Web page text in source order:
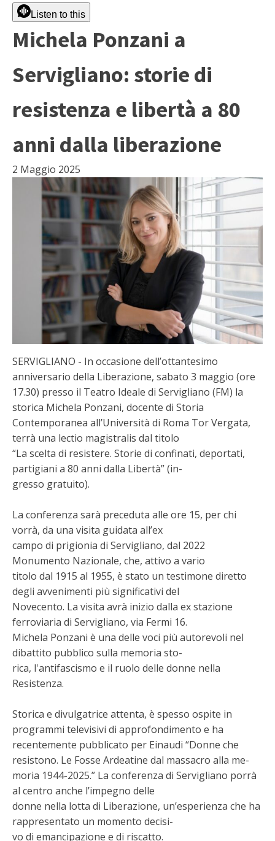
Listen to this
Michela Ponzani a
Servigliano: storie di
resistenza e libertà a 80
anni dalla liberazione
2 Maggio 2025
SERVIGLIANO - In occasione dell’ottantesimo
anniversario della Liberazione, sabato 3 maggio (ore
17.30) presso il Teatro Ideale di Servigliano (FM) la
storica Michela Ponzani, docente di Storia
Contemporanea all’Università di Roma Tor Vergata,
terrà una lectio magistralis dal titolo
“La scelta di resistere. Storie di confinati, deportati,
partigiani a 80 anni dalla Libertà” (in-
gresso gratuito).
La conferenza sarà preceduta alle ore 15, per chi
vorrà, da una visita guidata all’ex
campo di prigionia di Servigliano, dal 2022
Monumento Nazionale, che, attivo a vario
titolo dal 1915 al 1955, è stato un testimone diretto
degli avvenimenti più significativi del
Novecento. La visita avrà inizio dalla ex stazione
ferroviaria di Servigliano, via Fermi 16.
Michela Ponzani è una delle voci più autorevoli nel
dibattito pubblico sulla memoria sto-
rica, l'antifascismo e il ruolo delle donne nella
Resistenza.
Storica e divulgatrice attenta, è spesso ospite in
programmi televisivi di approfondimento e ha
recentemente pubblicato per Einaudi “Donne che
resistono. Le Fosse Ardeatine dal massacro alla me-
moria 1944-2025.” La conferenza di Servigliano porrà
al centro anche l’impegno delle
donne nella lotta di Liberazione, un’esperienza che ha
rappresentato un momento decisi-
vo di emancipazione e di riscatto.